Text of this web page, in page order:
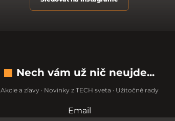
Nech vám už nič neujde...
Akcie a zľavy · Novinky z TECH sveta · Užitočné rady
Nevypĺňajte toto pole:
Email